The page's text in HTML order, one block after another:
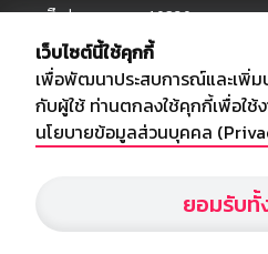
เขตบึงกุ่ม กรุงเทพฯ 10230
โทร : 02-5088-000
อีเมล์ : webmaster@siamsport.co.th
เว็บไซต์ : www.siamsport.co.th
เว็บไซต์นี้ใช้คุกกี้
เพื่อพัฒนาประสบการณ์และเพิ่ม
กับผู้ใช้ ท่านตกลงใช้คุกกี้เพื่อใช้
นโยบายข้อมูลส่วนบุคคล
ยอมรับทั้